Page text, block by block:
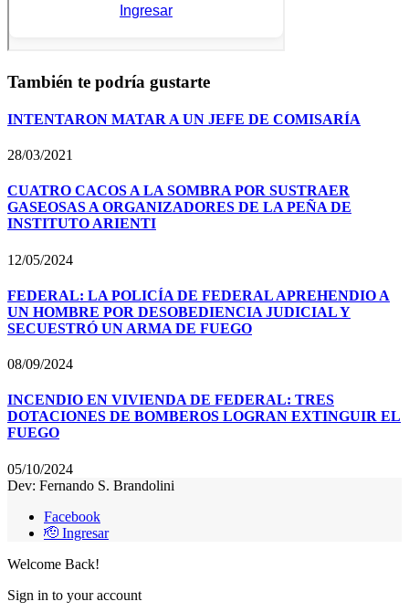
También te podría gustarte
INTENTARON MATAR A UN JEFE DE COMISARÍA
28/03/2021
CUATRO CACOS A LA SOMBRA POR SUSTRAER
GASEOSAS A ORGANIZADORES DE LA PEÑA DE
INSTITUTO ARIENTI
12/05/2024
FEDERAL: LA POLICÍA DE FEDERAL APREHENDIO A
UN HOMBRE POR DESOBEDIENCIA JUDICIAL Y
SECUESTRÓ UN ARMA DE FUEGO
08/09/2024
INCENDIO EN VIVIENDA DE FEDERAL: TRES
DOTACIONES DE BOMBEROS LOGRAN EXTINGUIR EL
FUEGO
05/10/2024
Dev: Fernando S. Brandolini
Facebook
🫡 Ingresar
Welcome Back!
Sign in to your account